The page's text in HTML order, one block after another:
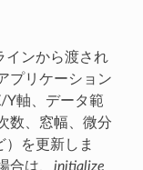
インから渡され
プリケーション
Y軸、データ範
数、窓幅、微分
を更新しま
合は、 initialize